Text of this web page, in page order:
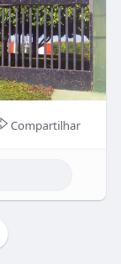
Compartilhar